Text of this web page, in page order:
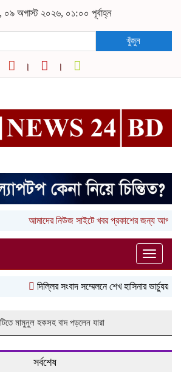
০৯ অগাস্ট ২০২৬, ০১:০০ পূর্বাহ্ন
খুঁজুন
আমাদের নিউজ সাইটে খবর প্রকাশের জন্য
Toggle
দিল্লির সংবাদ সম্মেলনে শেখ হাসিনার
মামুনুল হকসহ বাদ পড়লেন যারা
সর্বশেষ